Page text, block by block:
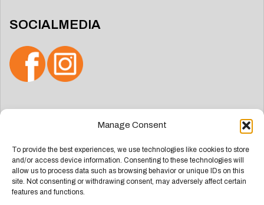
Manage Consent
To provide the best experiences, we use technologies like cookies to store
and/or access device information. Consenting to these technologies will
allow us to process data such as browsing behavior or unique IDs on this
site. Not consenting or withdrawing consent, may adversely affect certain
features and functions.
SOCIALMEDIA